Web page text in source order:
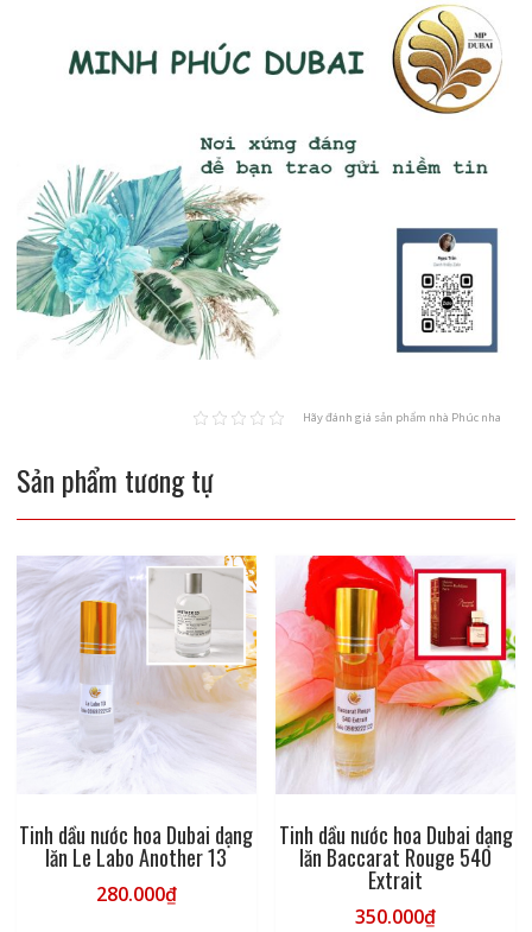
Hãy đánh giá sản phẩm nhà Phúc nha
Sản phẩm tương tự
Tinh dầu nước hoa Dubai dạng
lăn Le Labo Another 13
280.000₫
Tinh dầu nước hoa Dubai dạng
lăn Baccarat Rouge 540
Extrait
350.000₫